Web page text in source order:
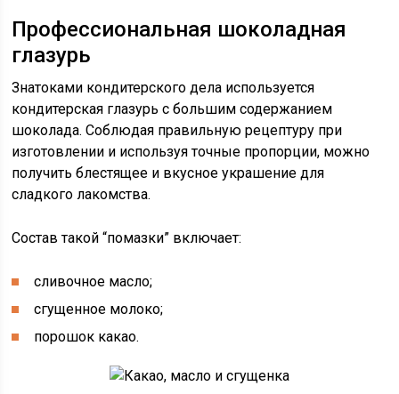
Профессиональная шоколадная
глазурь
Знатоками кондитерского дела используется
кондитерская глазурь с большим содержанием
шоколада. Соблюдая правильную рецептуру при
изготовлении и используя точные пропорции, можно
получить блестящее и вкусное украшение для
сладкого лакомства.
Состав такой “помазки” включает:
сливочное масло;
сгущенное молоко;
порошок какао.